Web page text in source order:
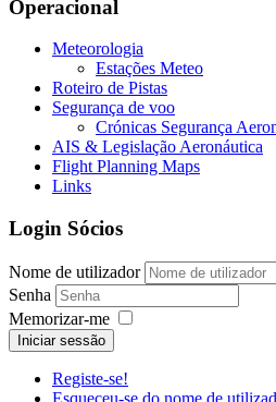
Operacional
Meteorologia
Estações Meteo
Roteiro de Pistas
Segurança de voo
Crónicas Segurança
AIS & Legislação Aeronáutica
Flight Planning Maps
Links
Login Sócios
Nome de utilizador
Senha
Memorizar-me
Iniciar sessão
Registe-se!
Esqueceu-se do nome de